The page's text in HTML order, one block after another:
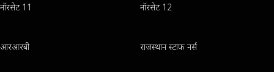
नॉरसेट 11 नॉरसेट 12
आरआरबी राजस्थान स्टाफ नर्स